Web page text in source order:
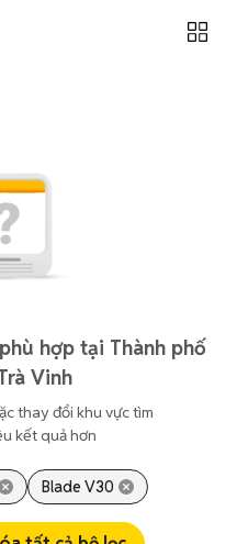
hợp tại Thành phố
Vinh
thay đổi khu vực tìm
kết quả hơn
Blade V30